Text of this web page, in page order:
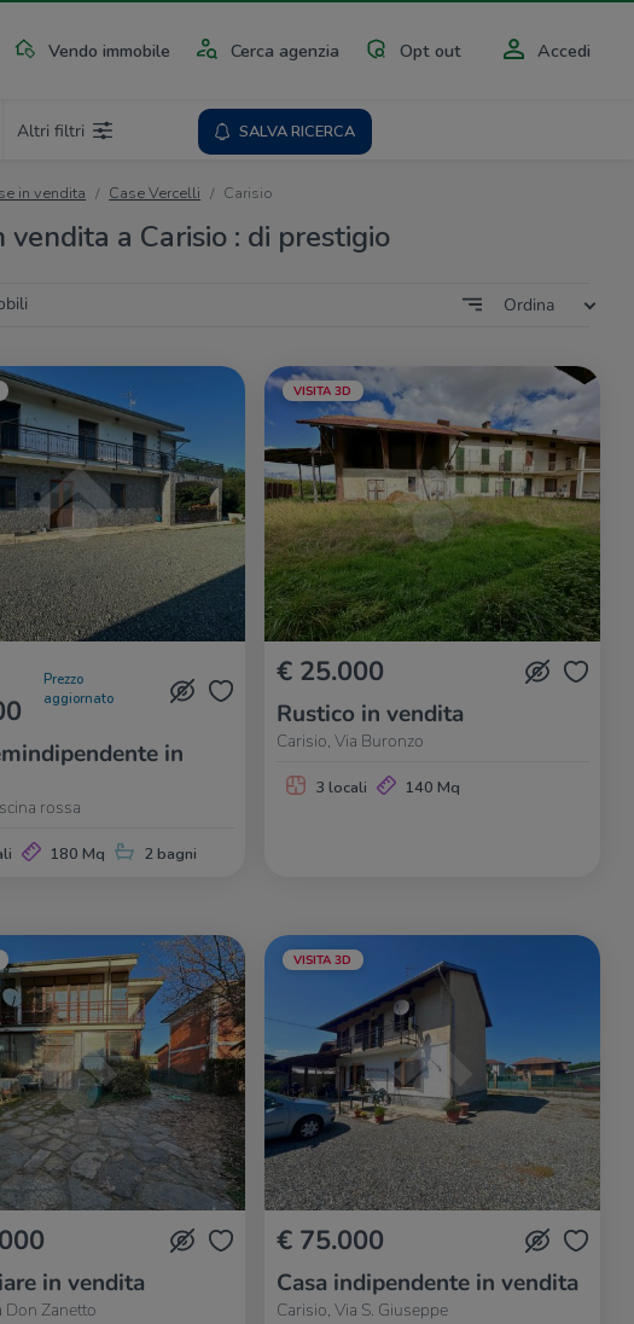
Vendo immobile Cerca agenzia Opt out Accedi
Altri filtri SALVA RICERCA
in vendita Case Vercelli Carisio
vendita a Carisio : di prestigio
Ordina
Prezzo
aggiornato
in
rossa
180 Mq 2 bagni
VISITA 3D
€ 25.000
Rustico in vendita
Carisio, Via Buronzo
3 locali 140 Mq
in vendita
Don Zanetto
VISITA 3D
€ 75.000
Casa indipendente in vendita
Carisio, Via S. Giuseppe